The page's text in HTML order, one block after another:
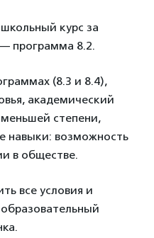
курс за
программа 8.2.
(8.3 и 8.4),
академический
степени,
навыки: возможность
в обществе.
все условия и